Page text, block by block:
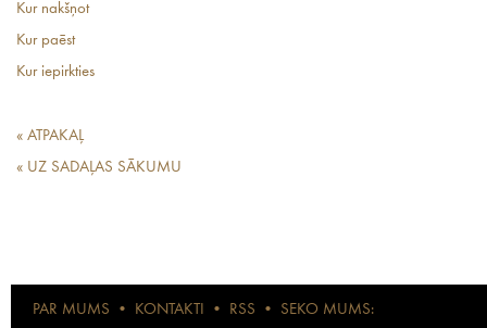
Kur nakšņot
Kur paēst
Kur iepirkties
« ATPAKAĻ
« UZ SADAĻAS SĀKUMU
PAR MUMS • KONTAKTI • RSS • SEKO MUMS: